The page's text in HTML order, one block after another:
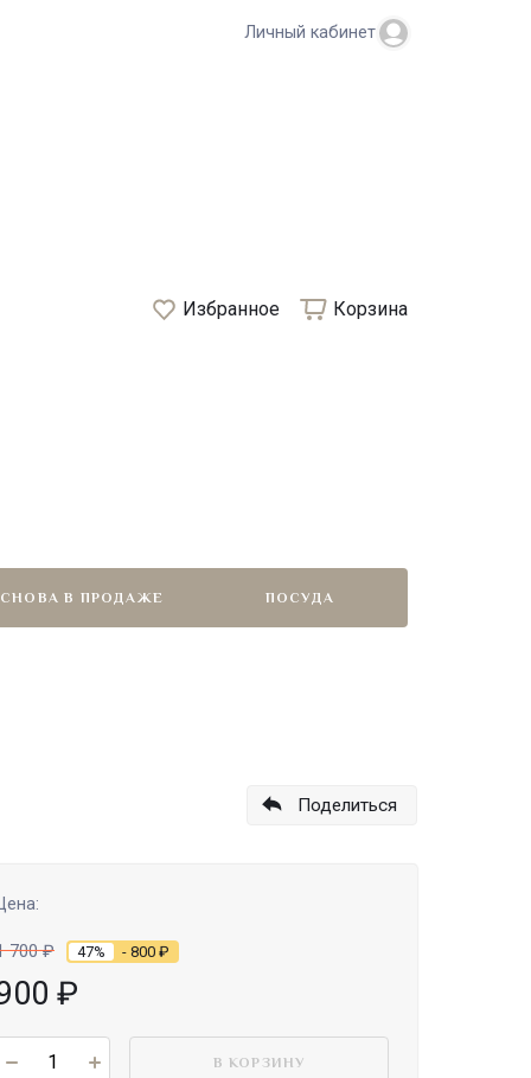
Личный кабинет
Избранное Корзина
СНОВА В ПРОДАЖЕ ПОСУДА
Поделиться
700₽ 47% - 800 ₽
₽
В КОРЗИНУ